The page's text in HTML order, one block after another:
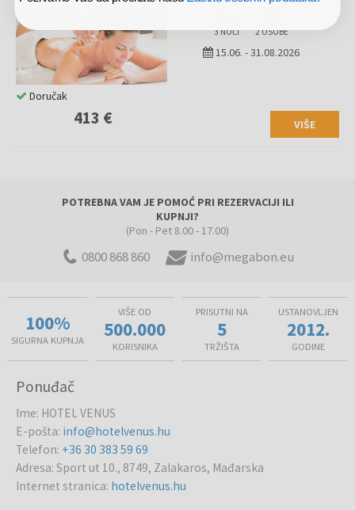
3 NOĆI 2 OSOBE
15.06. -31.08.2026
413 € VIŠE
Doručak
POTREBNA VAM JE POMOĆ PRI REZERVACIJI ILI
KUPNJI?
(Pon - Pet 8.00 - 17.00)
0800 868 860 info@megabon.eu
100%
SIGURNA KUPNJA
VIŠE OD
500.000
KORISNIKA
PRISUTNI NA
5
TRŽIŠTA
USTANOVLJEN
2012.
GODINE
Ponuđač
Ime: HOTEL VENUS
E-pošta: info@hotelvenus.hu
Telefon: +36 30 383 59 69
Adresa: Sport ut 10., 8749, Zalakaros, Mađarska
Internet stranica: hotelvenus.hu